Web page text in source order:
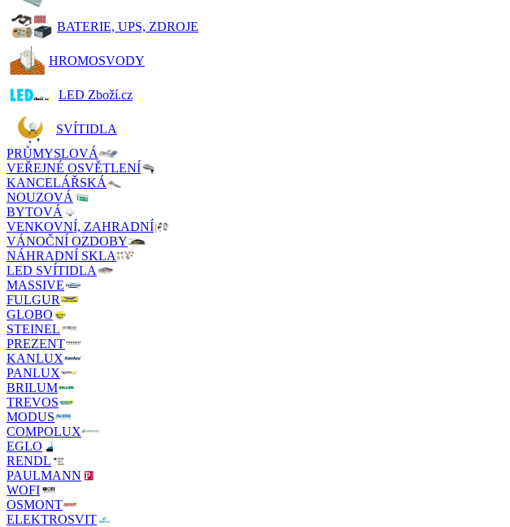
BATERIE, UPS, ZDROJE
HROMOSVODY
LED Zboží.cz
SVÍTIDLA
PRŮMYSLOVÁ
VEŘEJNÉ OSVĚTLENÍ
KANCELÁŘSKÁ
NOUZOVÁ
BYTOVÁ
VENKOVNÍ, ZAHRADNÍ
VÁNOČNÍ OZDOBY
NÁHRADNÍ SKLA
LED SVÍTIDLA
MASSIVE
FULGUR
GLOBO
STEINEL
PREZENT
KANLUX
PANLUX
BRILUM
TREVOS
MODUS
COMPOLUX
EGLO
RENDL
PAULMANN
WOFI
OSMONT
ELEKTROSVIT